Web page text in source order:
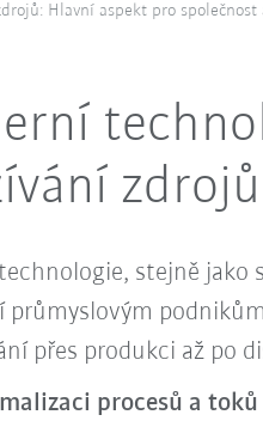
Hlavní aspekt pro společnost
zdrojů
stejně
průmyslovým
přes produkci až po
procesů a